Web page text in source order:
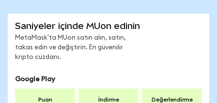
Saniyeler içinde MUon edinin
MetaMask'ta MUon satın alın, satın,
takas edin ve değiştirin. En güvenilir
kripto cüzdanı.
Google Play
Puan İndirme Değerlendirme